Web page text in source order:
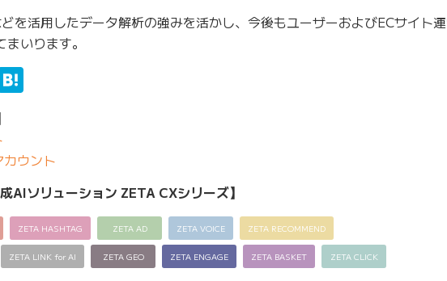
を活用したデータ解析の強みを活かし、今後もユーザーおよびECサイト
いります。
ウント
成AIソリューション ZETA CXシリーズ】
ZETA HASHTAG ZETA AD ZETA VOICE ZETA RECOMMEND
ZETA LINK for AI ZETA GEO ZETA ENGAGE ZETA BASKET ZETA CLICK